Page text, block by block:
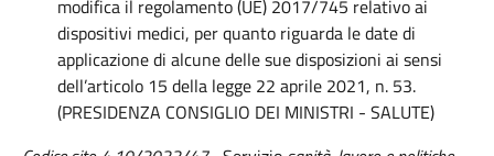
modifica il regolamento (UE) 2017/745 relativo ai
dispositivi medici, per quanto riguarda le date di
applicazione di alcune delle sue disposizioni ai sensi
dell’articolo 15 della legge 22 aprile 2021, n. 53.
(PRESIDENZA CONSIGLIO DEI MINISTRI - SALUTE)